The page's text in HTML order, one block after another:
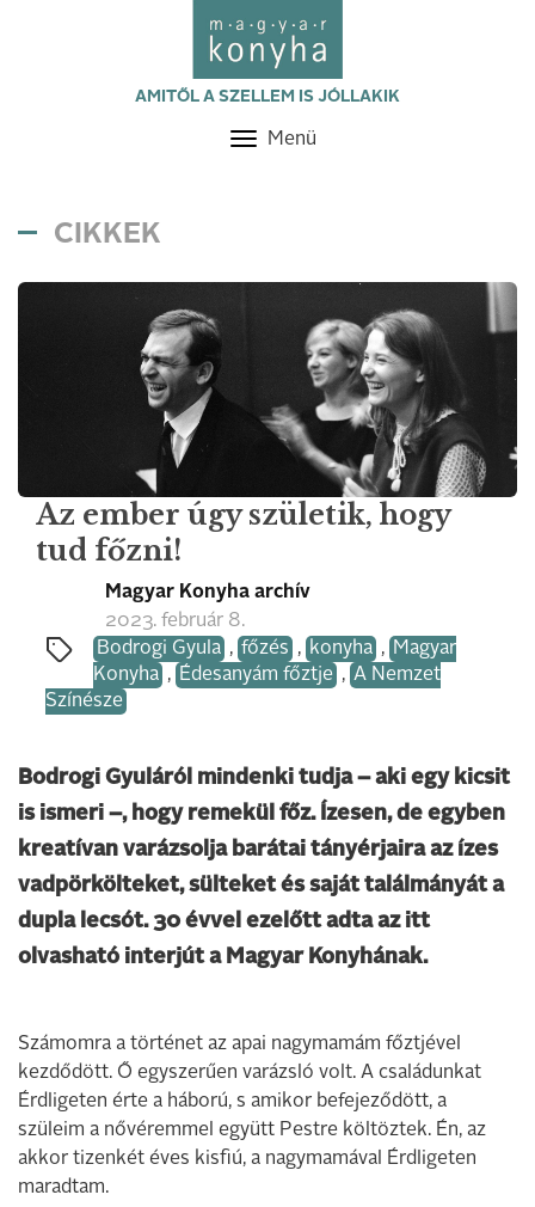
AMITŐL A SZELLEM IS JÓLLAKIK
Toggle
Menü
CIKKEK
Az ember úgy születik, hogy
tud főzni!
Magyar Konyha archív
2023. február 8.
Bodrogi Gyula , főzés , konyha ,
Magyar
Konyha , Édesanyám főztje , A Nemzet
Színésze
Bodrogi Gyuláról mindenki tudja – aki egy kicsit
is ismeri –, hogy remekül főz. Ízesen, de egyben
kreatívan varázsolja barátai tányérjaira az ízes
vadpörkölteket, sülteket és saját találmányát a
dupla lecsót. 30 évvel ezelőtt adta az itt
olvasható interjút a Magyar Konyhának.
Számomra a történet az apai nagymamám főztjével
kezdődött. Ő egyszerűen varázsló volt. A családunkat
Érdligeten érte a háború, s amikor befejeződött, a
szüleim a nővéremmel együtt Pestre költöztek. Én, az
akkor tizenkét éves kisfiú, a nagymamával Érdligeten
maradtam.